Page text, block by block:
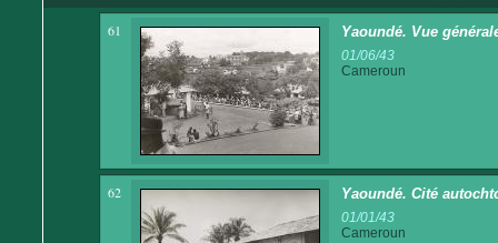
61 Yaoundé. Vue
01/06/43
Cameroun
62 Yaoundé. Cité
01/01/43
Cameroun